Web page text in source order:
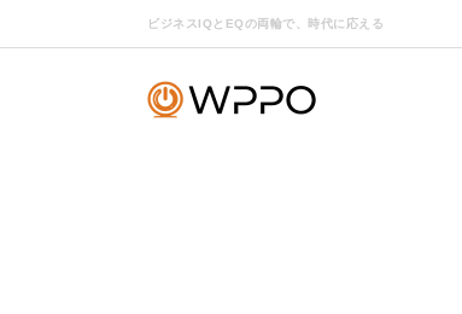
ビジネスIQとEQの両輪で、時代に応える